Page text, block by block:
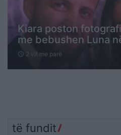
Kiara poston
me bebushen Luna
schedule 2 vit me parë
të fundit